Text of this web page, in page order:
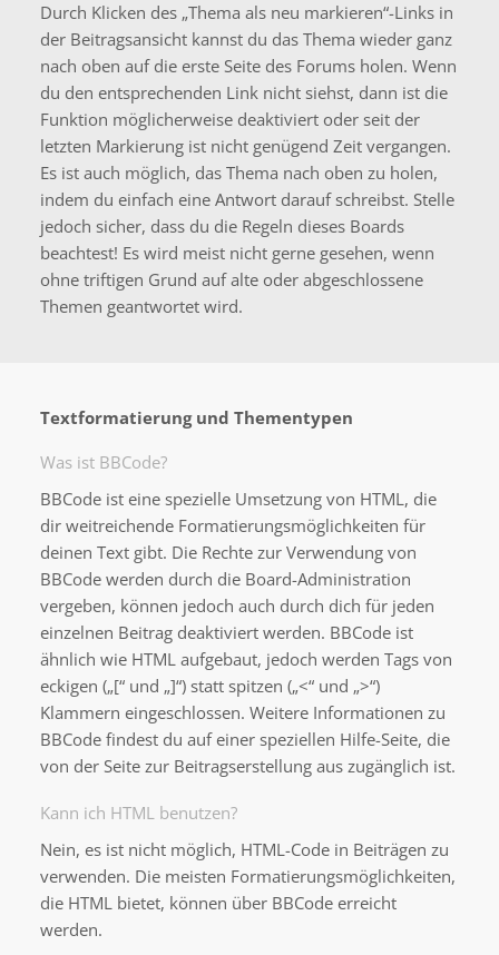
Durch Klicken des „Thema als neu markieren“-Links in
der Beitragsansicht kannst du das Thema wieder ganz
nach oben auf die erste Seite des Forums holen. Wenn
du den entsprechenden Link nicht siehst, dann ist die
Funktion möglicherweise deaktiviert oder seit der
letzten Markierung ist nicht genügend Zeit vergangen.
Es ist auch möglich, das Thema nach oben zu holen,
indem du einfach eine Antwort darauf schreibst. Stelle
jedoch sicher, dass du die Regeln dieses Boards
beachtest! Es wird meist nicht gerne gesehen, wenn
ohne triftigen Grund auf alte oder abgeschlossene
Themen geantwortet wird.
Textformatierung und Thementypen
Was ist BBCode?
BBCode ist eine spezielle Umsetzung von HTML, die
dir weitreichende Formatierungsmöglichkeiten für
deinen Text gibt. Die Rechte zur Verwendung von
BBCode werden durch die Board-Administration
vergeben, können jedoch auch durch dich für jeden
einzelnen Beitrag deaktiviert werden. BBCode ist
ähnlich wie HTML aufgebaut, jedoch werden Tags von
eckigen („[“ und „]“) statt spitzen („<“ und „>“)
Klammern eingeschlossen. Weitere Informationen zu
BBCode findest du auf einer speziellen Hilfe-Seite, die
von der Seite zur Beitragserstellung aus zugänglich ist.
Kann ich HTML benutzen?
Nein, es ist nicht möglich, HTML-Code in Beiträgen zu
verwenden. Die meisten Formatierungsmöglichkeiten,
die HTML bietet, können über BBCode erreicht
werden.